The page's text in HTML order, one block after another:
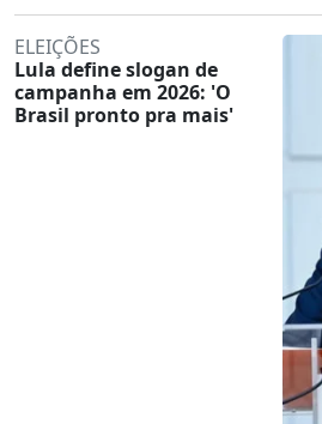
ELEIÇÕES
Lula define slogan de
campanha em 2026: 'O
Brasil pronto pra mais'